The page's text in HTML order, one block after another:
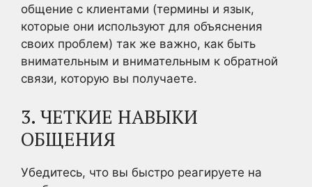
общение с клиентами (термины и язык,
которые они используют для объяснения
своих проблем) так же важно, как быть
внимательным и внимательным к обратной
связи, которую вы получаете.
3. ЧЕТКИЕ НАВЫКИ
ОБЩЕНИЯ
Убедитесь, что вы быстро реагируете на